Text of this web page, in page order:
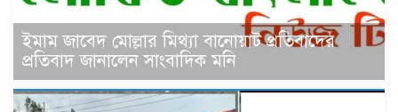
ইমাম জাবেদ মোল্লার মিথ্যা বানোয়াট প্রতিবাদের
প্রতিবাদ জানালেন সাংবাদিক মনি